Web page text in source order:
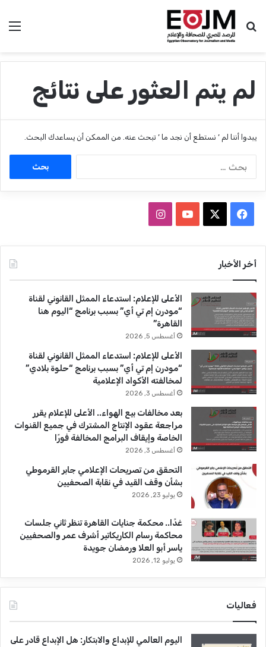
بحث عن
لم يتم العثور على نتائج
يبدوا أننا لم ’ نستطع أن نجد ما ’ تبحث عنه. من الممكن أن يساعدك البحث.
:
س
و
ك
T
u
b
e
ق
ا
م
أخر الأخبار
الأعلى للإعلام: استدعاء الممثل القانوني لقناة
“مودرن إم تي أي” بسبب برنامج “اليوم هنا
القاهرة”
أغسطس 5, 2026
الأعلى للإعلام: استدعاء الممثل القانوني لقناة
“مودرن إم تي أي” بسبب برنامج “حلوة بلادي”
لمخالفته الأكواد الإعلامية
أغسطس 3, 2026
بعد مخالفات بيع الهواء.. الأعلى للإعلام يقرر
مراجعة عقود الإنتاج المشترك في جميع القنوات
الخاصة وإيقاف البرامج المخالفة فورًا
أغسطس 3, 2026
التحقق من تصريحات الإعلامي جابر القرموطي
بشأن وقف القيد في نقابة الصحفيين
يوليو 23, 2026
غدًا.. محكمة جنايات القاهرة تنظر ثاني جلسات
محاكمة رسام الكاريكاتير أشرف عمر والصحفيين
ياسر أبو العلا ورمضان جويدة
يوليو 12, 2026
فعاليات
اليوم العالمي للإبداع والابتكار: هل الإبداع قادر على